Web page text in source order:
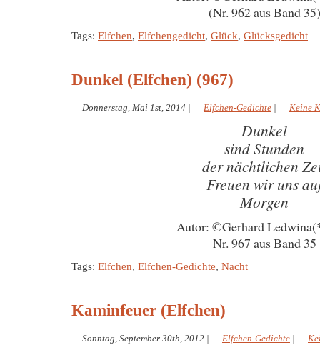
(Nr. 962 aus Band 35)
Tags: Elfchen, Elfchengedicht, Glück, Glücksgedicht
Dunkel (Elfchen) (967)
Donnerstag, Mai 1st, 2014 | Elfchen-Gedichte | Keine
Dunkel
sind Stunden
der nächtlichen
Freuen wir uns
Morgen
Autor: ©Gerhard
Nr. 967 aus Band 35
Tags: Elfchen, Elfchen-Gedichte, Nacht
Kaminfeuer (Elfchen)
Sonntag, September 30th, 2012 | Elfchen-Gedichte |